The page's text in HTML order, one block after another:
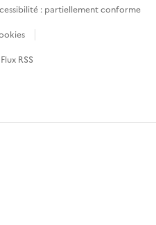
: partiellement conforme
Flux RSS